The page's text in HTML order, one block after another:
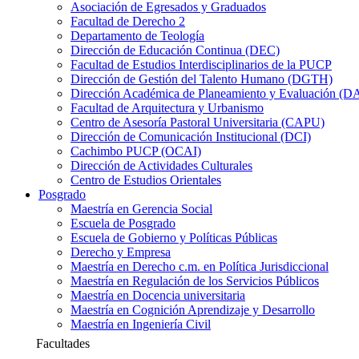
Asociación de Egresados y Graduados
Facultad de Derecho 2
Departamento de Teología
Dirección de Educación Continua (DEC)
Facultad de Estudios Interdisciplinarios de la PUCP
Dirección de Gestión del Talento Humano (DGTH)
Dirección Académica de Planeamiento y Evaluación
Facultad de Arquitectura y Urbanismo
Centro de Asesoría Pastoral Universitaria (CAPU)
Dirección de Comunicación Institucional (DCI)
Cachimbo PUCP (OCAI)
Dirección de Actividades Culturales
Centro de Estudios Orientales
Posgrado
Maestría en Gerencia Social
Escuela de Posgrado
Escuela de Gobierno y Políticas Públicas
Derecho y Empresa
Maestría en Derecho c.m. en Política Jurisdiccional
Maestría en Regulación de los Servicios Públicos
Maestría en Docencia universitaria
Maestría en Cognición Aprendizaje y Desarrollo
Maestría en Ingeniería Civil
Facultades